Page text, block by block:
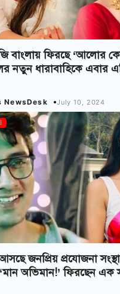
বাংলায় ফিরছে ‘আলোর
নতুন ধারাবাহিকে এবার
NewsDesk July 10, 2024
জনপ্রিয় প্রযোজনা
অভিমান!’ ফিরছেন এক